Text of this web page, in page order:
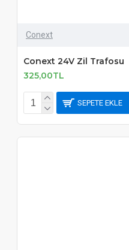
Conext
Conext 24V Zil Trafosu
325,00TL
SEPETE EKLE